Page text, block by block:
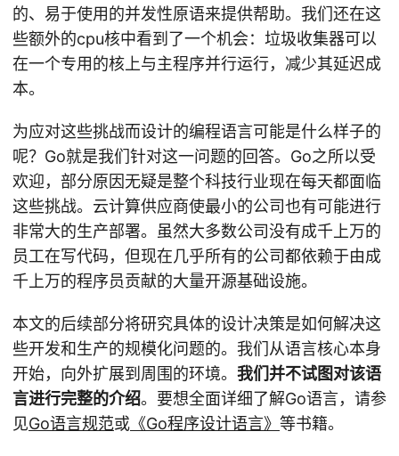
的、易于使用的并发性原语来提供帮助。我们还在这
些额外的cpu核中看到了一个机会：垃圾收集器可以
在一个专用的核上与主程序并行运行，减少其延迟成
本。
为应对这些挑战而设计的编程语言可能是什么样子的
呢？Go就是我们针对这一问题的回答。Go之所以受
欢迎，部分原因无疑是整个科技行业现在每天都面临
这些挑战。云计算供应商使最小的公司也有可能进行
非常大的生产部署。虽然大多数公司没有成千上万的
员工在写代码，但现在几乎所有的公司都依赖于由成
千上万的程序员贡献的大量开源基础设施。
本文的后续部分将研究具体的设计决策是如何解决这
些开发和生产的规模化问题的。我们从语言核心本身
开始，向外扩展到周围的环境。 我们并不试图对该语
言进行完整的介绍。要想全面详细了解Go语言，请参
见Go语言规范或 《Go程序设计语言》 等书籍。